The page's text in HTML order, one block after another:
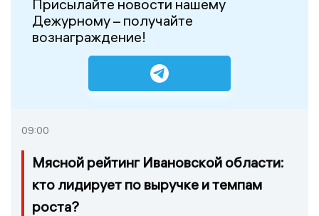
Присылайте новости нашему
Дежурному – получайте
вознаграждение!
09:00
Мясной рейтинг Ивановской области:
кто лидирует по выручке и темпам
роста?